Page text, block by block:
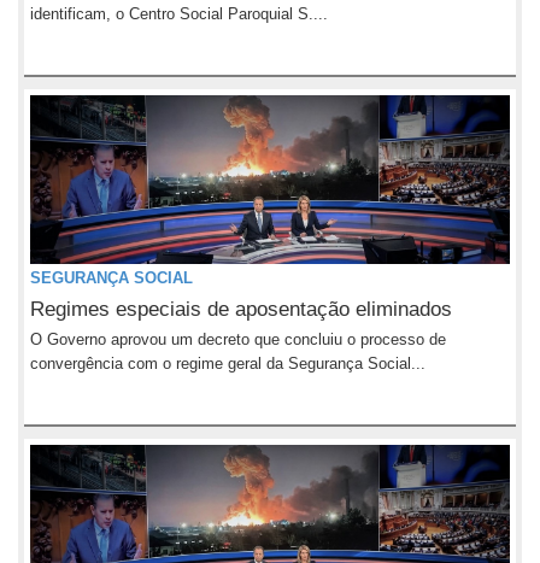
identificam, o Centro Social Paroquial S....
SEGURANÇA SOCIAL
Regimes especiais de aposentação eliminados
O Governo aprovou um decreto que concluiu o processo de
convergência com o regime geral da Segurança Social...